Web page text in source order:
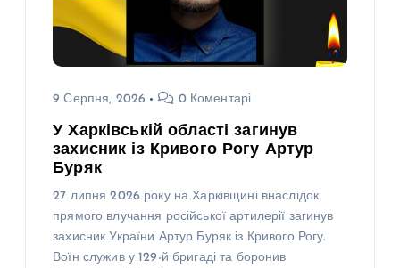
9 Серпня, 2026 0 Коментарі
У Харківській області загинув
захисник із Кривого Рогу Артур
Буряк
27 липня 2026 року на Харківщині внаслідок
прямого влучання російської артилерії загинув
захисник України Артур Буряк із Кривого Рогу.
Воїн служив у 129-й бригаді та боронив